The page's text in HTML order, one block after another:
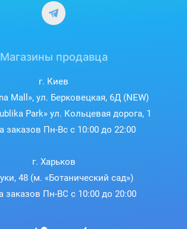
Магазины продавца
г. Киев
Mall», ул. Берковецкая, 6Д (NEW)
Park» ул. Кольцевая дорога, 1
заказов Пн-Вс с 10:00 до 22:00
г. Харьков
48 (м. «Ботанический сад»)
заказов Пн-ВС с 10:00 до 20:00